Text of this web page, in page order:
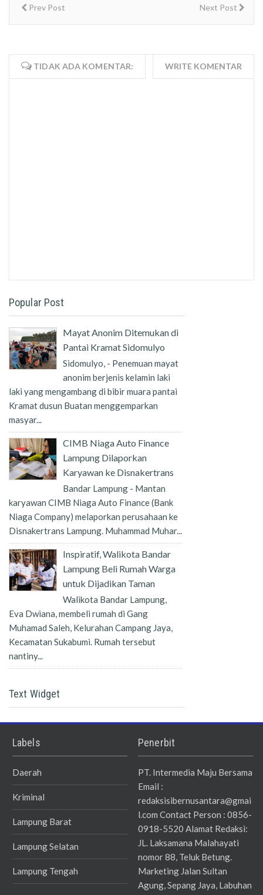
Prev Post Next Post
TIDAK ADA KOMENTAR: WRITE KOMENTAR
Popular Post
Mayat Anonim Ditemukan di
Pantai Kramat Sidomulyo
Sidomulyo, - Penemuan mayat
anonim berjenis kelamin laki
laki yang mengambang di bibir muara pantai
Kramat dusun Buatan menggemparkan
masyar...
CIMB Niaga Auto Finance
Lampung Dilaporkan
Karyawan ke Disnakertrans
Bandar Lampung - Mantan
karyawan CIMB Niaga Auto Finance (Bank
Niaga Company) melaporkan perusahaan ke
Disnakertrans Lampung. Muhammad Muhar...
Inspiratif, Walikota Bandar
Lampung Beli Rumah Warga
untuk Dijadikan Taman
Walikota Bandar Lampung,
Eva Dwiana, membeli rumah di Gang
Muhamad Saleh, Kelurahan Campang Jaya,
Kecamatan Sukabumi. Rumah tersebut
nantiny...
Text Widget
Labels
Daerah
Kriminal
Lampung Barat
Lampung Selatan
Lampung Tengah
Penerbit
PT. Intermedia Maju Bersama
Email :
redaksisibernusantara@gmai
l.com Contact Person : 0856-
0918-5520 Alamat Redaksi:
JL. Laksamana Malahayati
nomor 88, Teluk Betung.
Marketing Jalan Sultan
Agung, Sepang Jaya, Labuhan